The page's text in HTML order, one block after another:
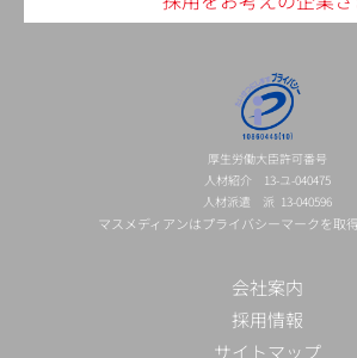
厚生労働大臣許可番号
人材紹介 13-ユ-040475
人材派遣 派 13-040596
マスメディアンはプライバシーマークを取
会社案内
採用情報
サイトマップ